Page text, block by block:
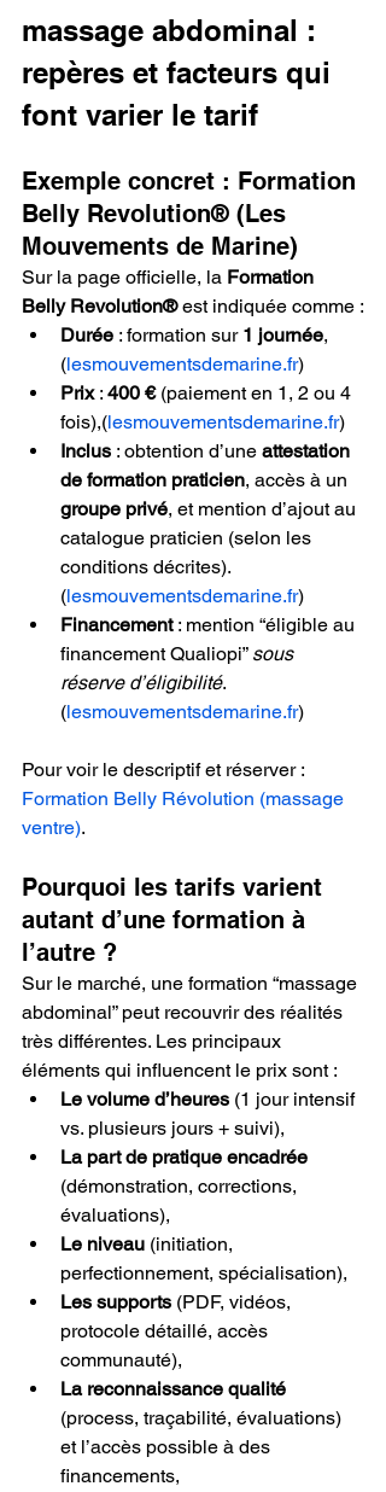
massage abdominal :
repères et facteurs qui
font varier le tarif
Exemple concret : Formation
Belly Revolution® (Les
Mouvements de Marine)
Sur la page officielle, la Formation
Belly Revolution® est indiquée comme :
Durée : formation sur 1 journée,
(lesmouvementsdemarine.fr)
Prix : 400 € (paiement en 1, 2 ou 4
fois),(lesmouvementsdemarine.fr)
Inclus : obtention d’une attestation
de formation praticien, accès à un
groupe privé, et mention d’ajout au
catalogue praticien (selon les
conditions décrites).
(lesmouvementsdemarine.fr)
Financement : mention “éligible au
financement Qualiopi” sous
réserve d’éligibilité.
(lesmouvementsdemarine.fr)
Pour voir le descriptif et réserver :
Formation Belly Révolution (massage
ventre).
Pourquoi les tarifs varient
autant d’une formation à
l’autre ?
Sur le marché, une formation “massage
abdominal” peut recouvrir des réalités
très différentes. Les principaux
éléments qui influencent le prix sont :
Le volume d’heures (1 jour intensif
vs. plusieurs jours + suivi),
La part de pratique encadrée
(démonstration, corrections,
évaluations),
Le niveau (initiation,
perfectionnement, spécialisation),
Les supports (PDF, vidéos,
protocole détaillé, accès
communauté),
La reconnaissance qualité
(process, traçabilité, évaluations)
et l’accès possible à des
financements,